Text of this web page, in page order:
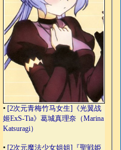
• [2次元青梅竹马女生]《光翼战
姬ExS-Tia》葛城真理奈（Marina
Katsuragi）
• [2次元魔法少女姐姐]『聖戦姫